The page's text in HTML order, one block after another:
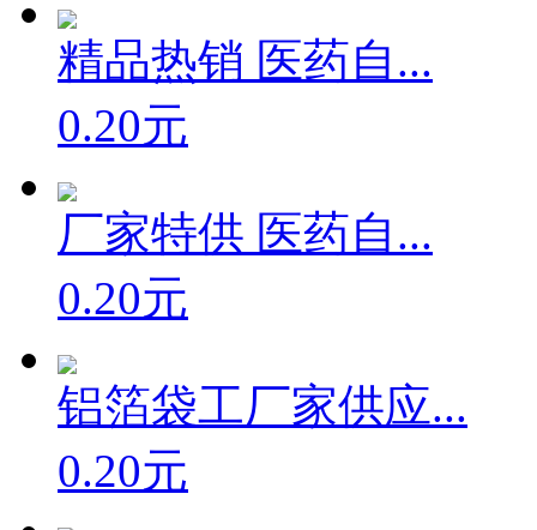
精品热销 医药自...
0.20元
厂家特供 医药自...
0.20元
铝箔袋工厂家供应...
0.20元